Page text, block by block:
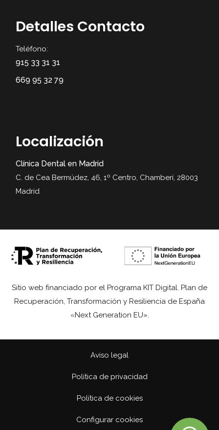
Detalles Contacto
Teléfono:
915 33 31 31
669 95 32 79
Localización
Clínica Dental en Madrid
C. de Cea Bermúdez, 46, 1º Centro, Chamberí, 28003
Madrid
Sitio web financiado por el Programa KIT Digital. Plan de
Recuperación, Transformación y Resiliencia de España
«Next Generation EU».
Aviso legal
Política de privacidad
Política de cookies
Configurar cookies